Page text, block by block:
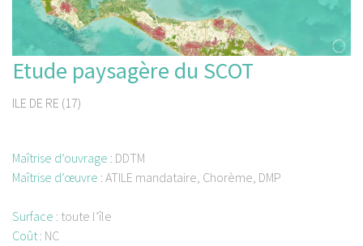
Etude paysagère du SCOT
ILE DE RE (17)
Maîtrise d’ouvrage : DDTM
Maîtrise d’œuvre : ATILE mandataire, Chorème, DMP
Surface : toute l’île
Coût: NC